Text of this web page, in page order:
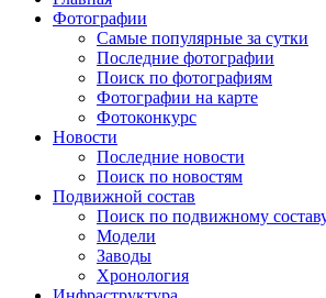
Фотографии
Cамые популярные за сутки
Последние фотографии
Поиск по фотографиям
Фотографии на карте
Фотоконкурс
Новости
Последние новости
Поиск по новостям
Подвижной состав
Поиск по подвижному
Модели
Заводы
Хронология